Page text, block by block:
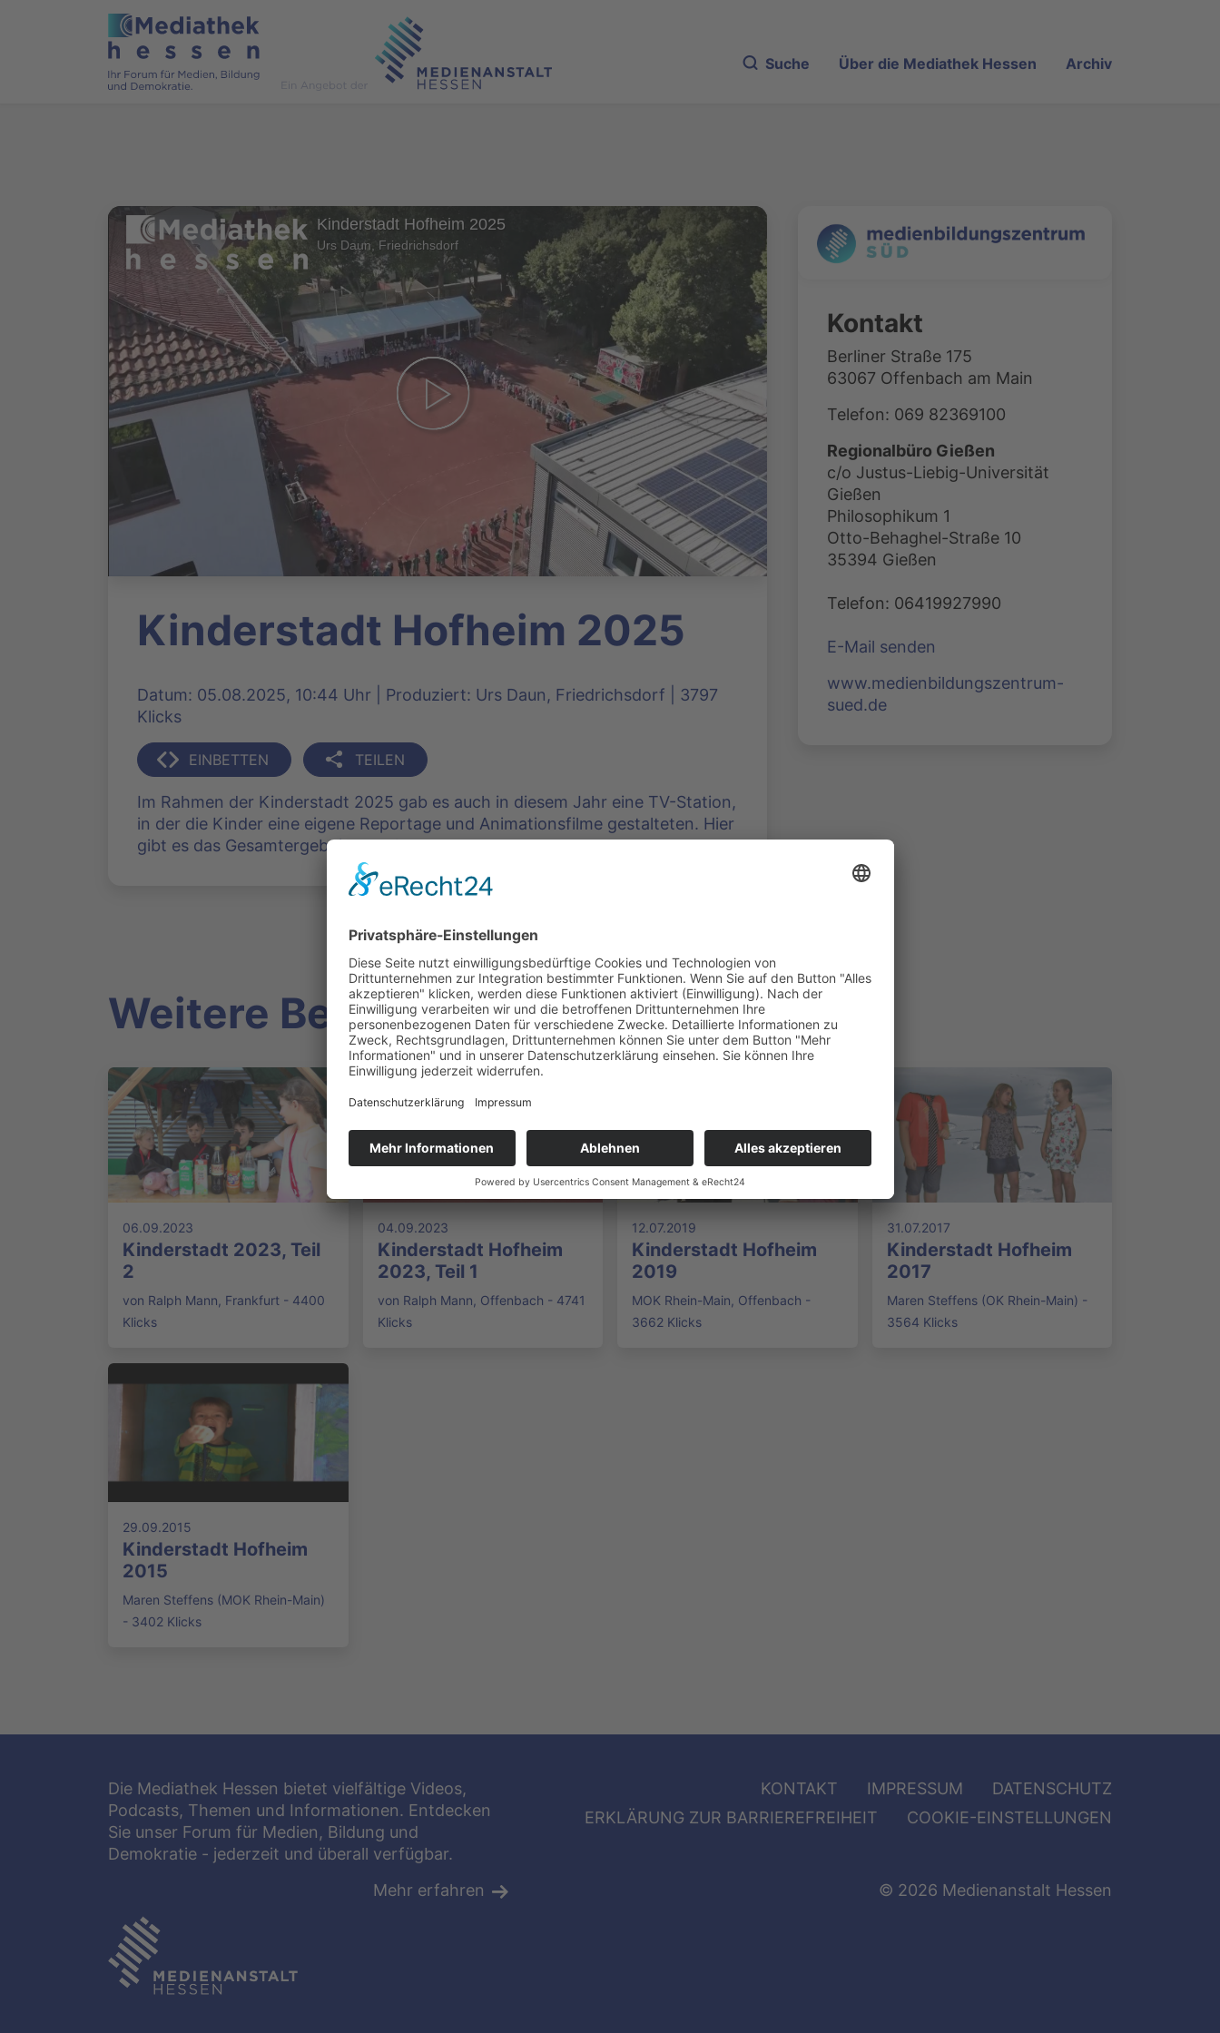
Suche Über die Mediathek Hessen Archiv
Kinderstadt Hofheim 2025
Urs Daun, Friedrichsdorf
Kinderstadt Hofheim 2025
Datum: 05.08.2025, 10:44 Uhr | Produziert: Urs Daun, Friedrichsdorf | 3797
Klicks
EINBETTEN TEILEN
Im Rahmen der Kinderstadt 2025 gab es auch in diesem Jahr eine TV-Station,
in der die Kinder eine eigene Reportage und Animationsfilme gestalteten. Hier
gibt es das Gesamtergebnis zu sehen.
Kontakt
Berliner Straße 175
63067 Offenbach am Main
Telefon: 069 82369100
Regionalbüro Gießen
c/o Justus-Liebig-Universität
Gießen
Philosophikum 1
Otto-Behaghel-Straße 10
35394 Gießen
Telefon: 06419927990
E-Mail senden
www.medienbildungszentrum-
sued.de
Weitere Beiträge zum Thema
06.09.2023
Kinderstadt 2023, Teil
2
von Ralph Mann, Frankfurt - 4400
Klicks
04.09.2023
Kinderstadt Hofheim
2023, Teil 1
von Ralph Mann, Offenbach - 4741
Klicks
12.07.2019
Kinderstadt Hofheim
2019
MOK Rhein-Main, Offenbach -
3662 Klicks
31.07.2017
Kinderstadt Hofheim
2017
Maren Steffens (OK Rhein-Main) -
3564 Klicks
29.09.2015
Kinderstadt Hofheim
2015
Maren Steffens (MOK Rhein-Main)
- 3402 Klicks
Die Mediathek Hessen bietet vielfältige Videos,
Podcasts, Themen und Informationen. Entdecken
Sie unser Forum für Medien, Bildung und
Demokratie - jederzeit und überall verfügbar.
Mehr erfahren
KONTAKT IMPRESSUM
DATENSCHUTZ
ERKLÄRUNG ZUR BARRIEREFREIHEIT
COOKIE-EINSTELLUNGEN
© 2026 Medienanstalt Hessen